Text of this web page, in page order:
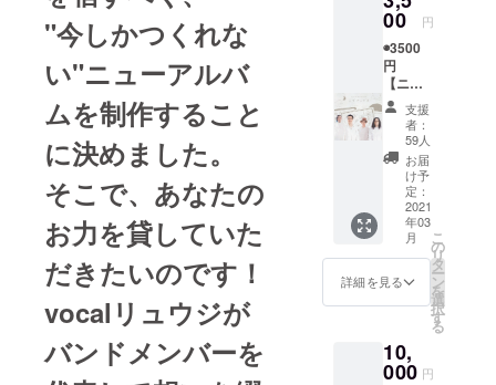
"今しかつくれな
い"ニューアルバ
ムを制作すること
に決めました。
そこで、あなたの
お力を貸していた
だきたいのです！
vocalリュウジが
バンドメンバーを
フェス柏
MUSIC SUN
が評価さ
市公認の初
代「かしわ
音楽大使」
2020年、書
き下ろし曲
「金魚の
ジョン」が
10月〜11月
なのうたで
00 円
◉3500
円
【ニュ
ーアル
バムCD
プラ
ン】
※CDが
付くプ
ランで
す！
ニュー
アルバ
ムCDが
どこよ
りも早
い求め
いただ
支援
者：
59人
お届
け予
定：
2021
年03
月
詳細を見る
こ
の
リ
タ
ー
ン
を
選
択
す
る
10,
000 円